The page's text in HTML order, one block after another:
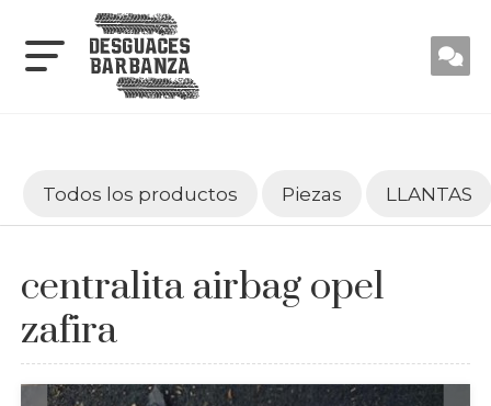
Todos los productos Piezas LLANTAS
centralita airbag opel
zafira